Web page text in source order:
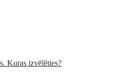
Kuras izvēlēties?